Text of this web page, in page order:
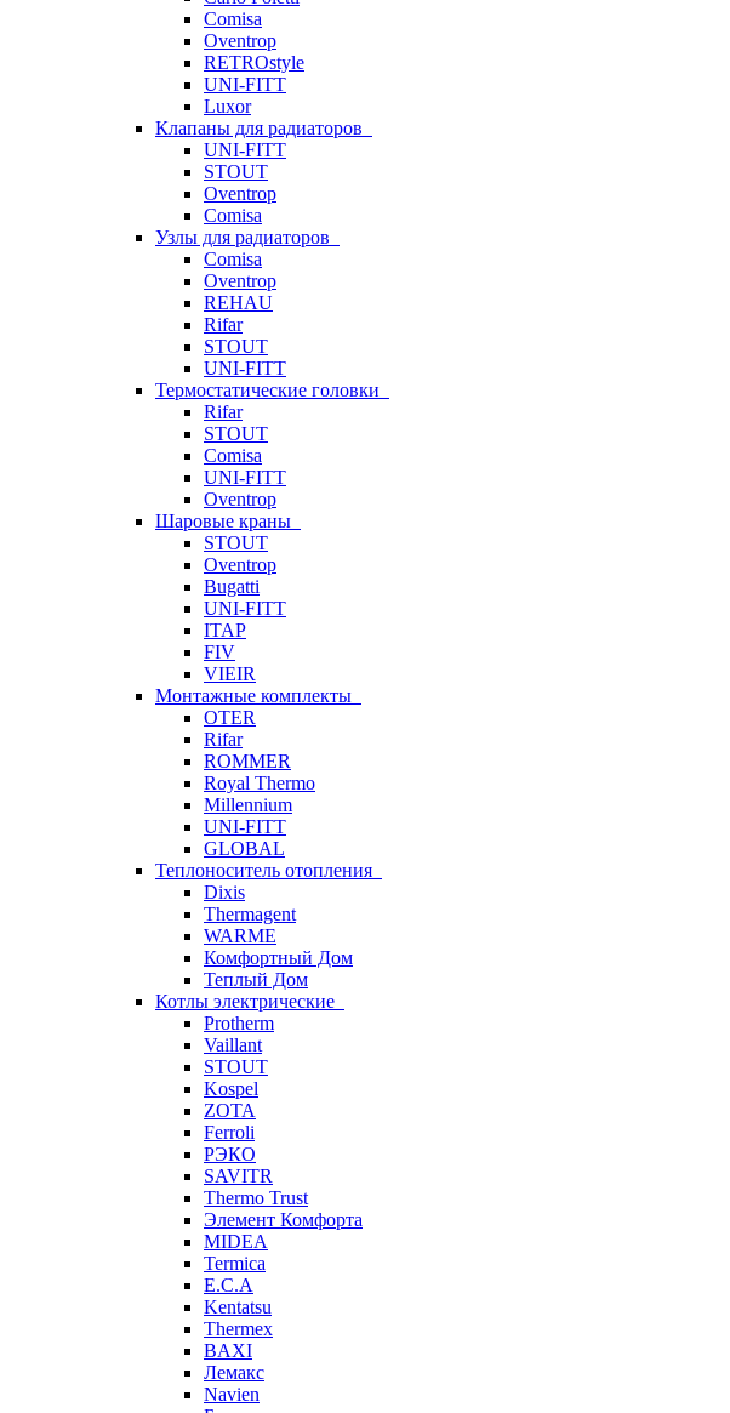
Comisa
Oventrop
RETROstyle
UNI-FITT
Luxor
Клапаны для радиаторов
UNI-FITT
STOUT
Oventrop
Comisa
Узлы для радиаторов
Comisa
Oventrop
REHAU
Rifar
STOUT
UNI-FITT
Термостатические головки
Rifar
STOUT
Comisa
UNI-FITT
Oventrop
Шаровые краны
STOUT
Oventrop
Bugatti
UNI-FITT
ITAP
FIV
VIEIR
Монтажные комплекты
OTER
Rifar
ROMMER
Royal Thermo
Millennium
UNI-FITT
GLOBAL
Теплоноситель отопления
Dixis
Thermagent
WARME
Комфортный Дом
Теплый Дом
Котлы электрические
Protherm
Vaillant
STOUT
Kospel
ZOTA
Ferroli
РЭКО
SAVITR
Thermo Trust
Элемент Комфорта
MIDEA
Termica
E.C.A
Kentatsu
Thermex
BAXI
Лемакс
Navien